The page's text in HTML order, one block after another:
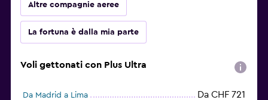
Altre compagnie aeree
La fortuna è dalla mia parte
Voli gettonati con Plus Ultra
Da Madrid a Lima Da CHF 721